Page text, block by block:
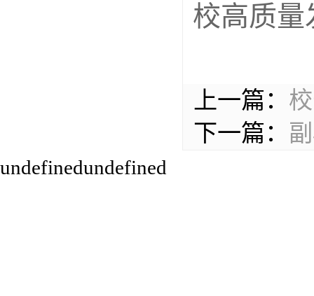
校高质量
上一篇：
下一篇：
undefinedundefined